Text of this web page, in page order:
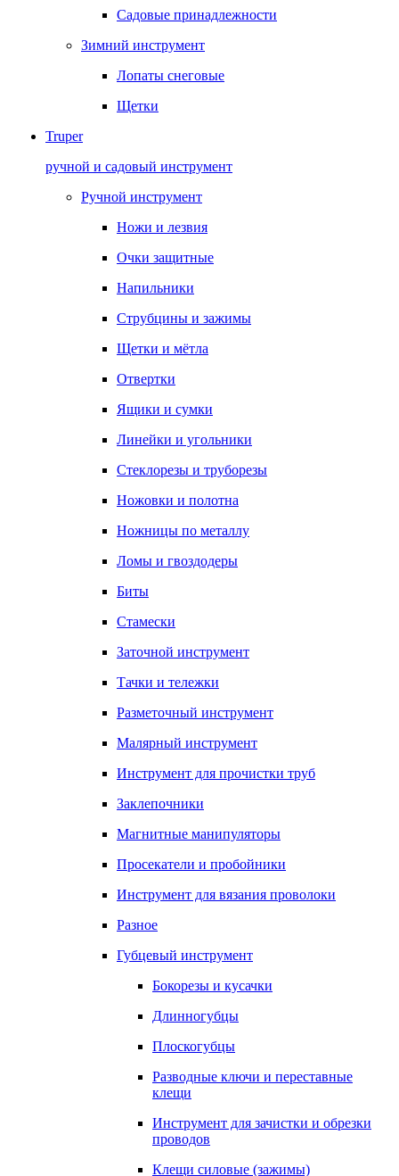
Садовые принадлежности
Зимний инструмент
Лопаты снеговые
Щетки
Truper
ручной и садовый инструмент
Ручной инструмент
Ножи и лезвия
Очки защитные
Напильники
Струбцины и зажимы
Щетки и мётла
Отвертки
Ящики и сумки
Линейки и угольники
Стеклорезы и труборезы
Ножовки и полотна
Ножницы по металлу
Ломы и гвоздодеры
Биты
Стамески
Заточной инструмент
Тачки и тележки
Разметочный инструмент
Малярный инструмент
Инструмент для прочистки труб
Заклепочники
Магнитные манипуляторы
Просекатели и пробойники
Инструмент для вязания проволоки
Разное
Губцевый инструмент
Бокорезы и кусачки
Длинногубцы
Плоскогубцы
Разводные ключи и переставные
клещи
Инструмент для зачистки и обрезки
проводов
Клещи силовые (зажимы)